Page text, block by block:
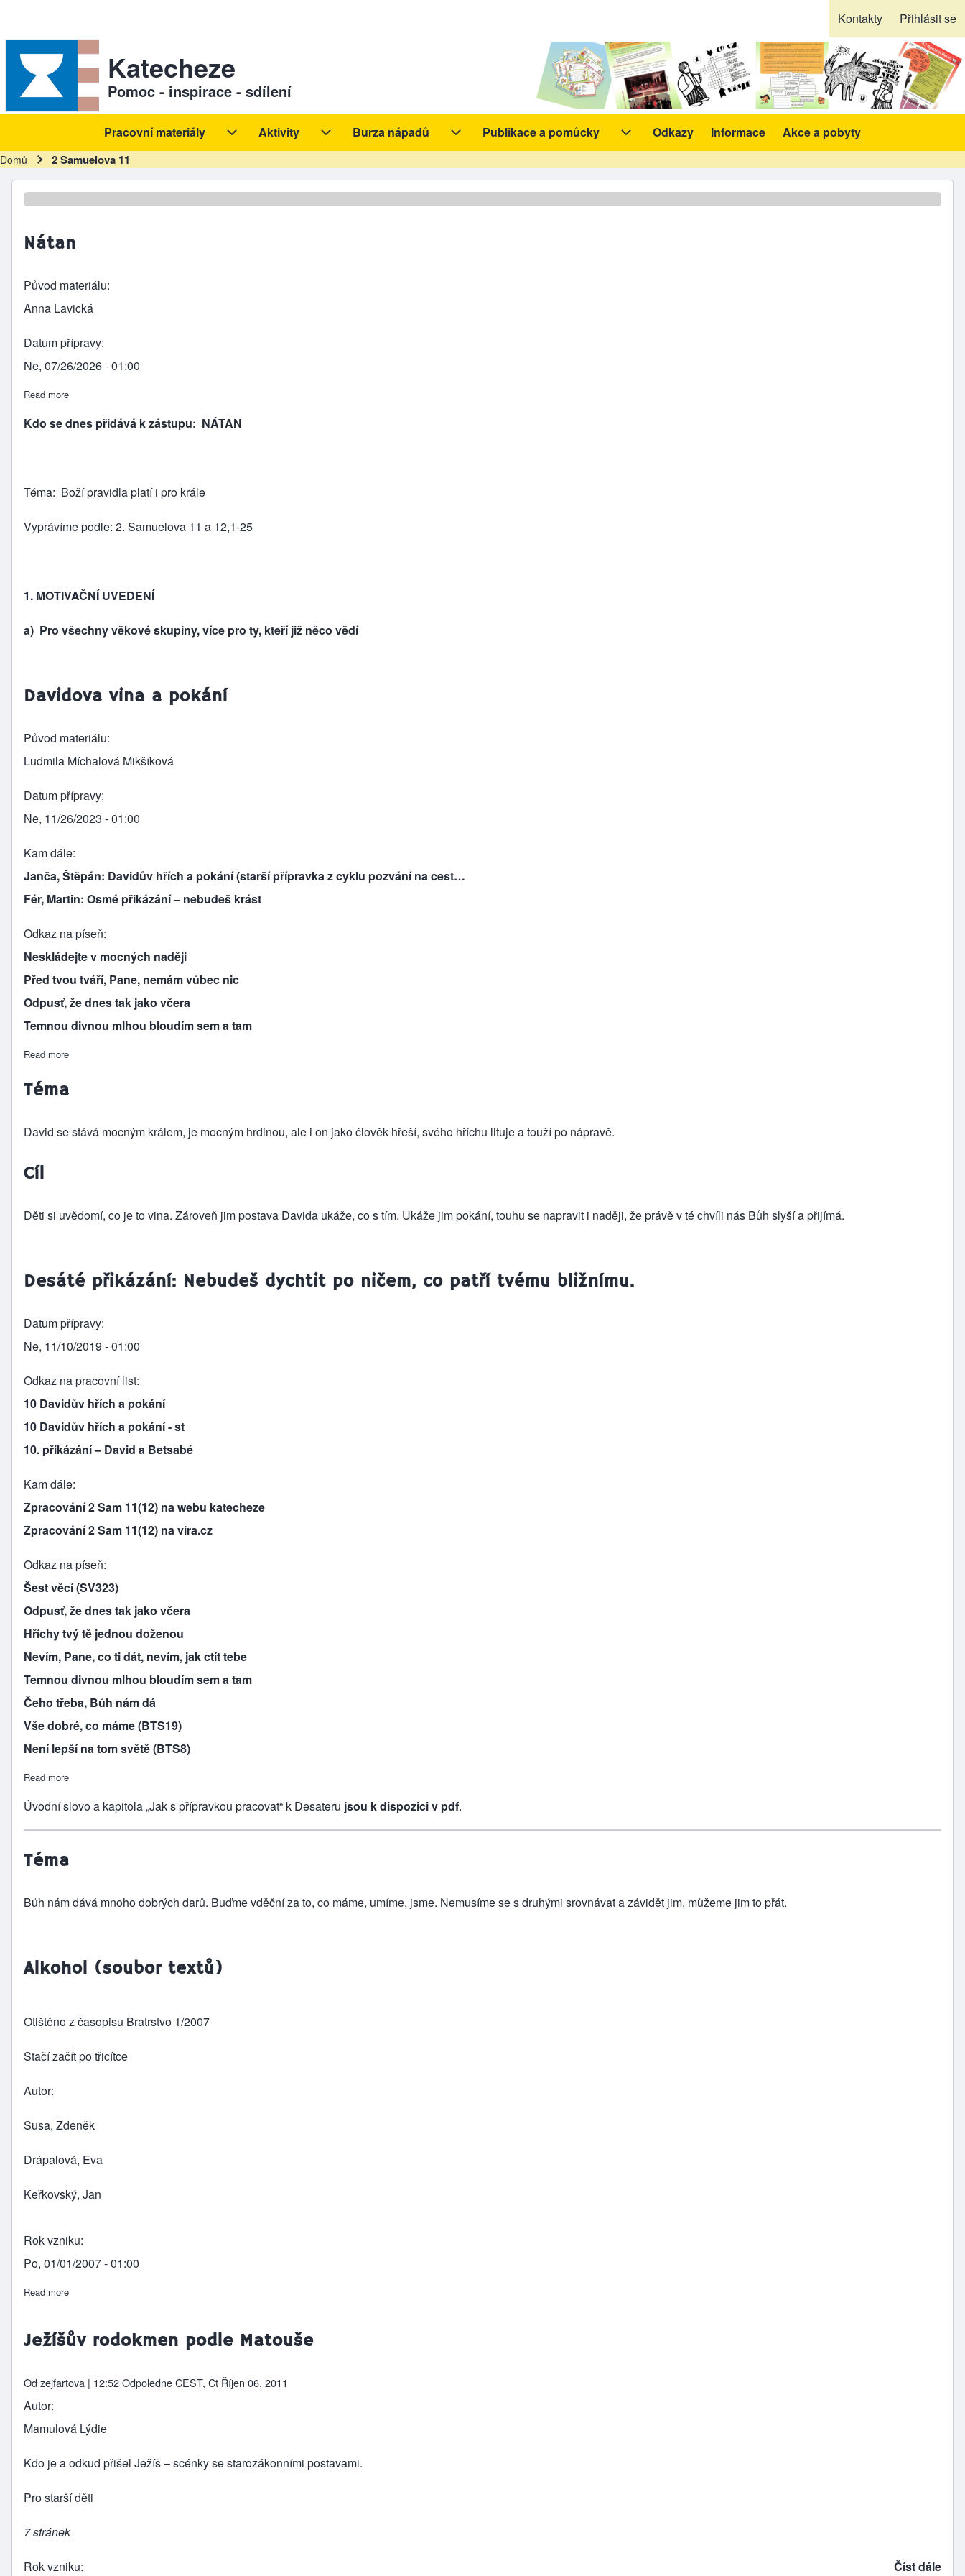
Sekundární odkazy
Kontakty Přihlásit se
Katecheze
Pomoc - inspirace - sdílení
Hlavní navigace
Pracovní materiály
Pracovní materiály sub-navigation
Aktivity
Aktivity sub-navigation
Burza nápadů
Burza nápadů sub-navigation
Publikace a pomůcky
Publikace a pomůcky sub-navigation
Odkazy Informace Akce a pobyty
Drobečková navigace
Domů 2 Samuelova 11
Nátan
Původ materiálu
Anna Lavická
Datum přípravy
Ne, 07/26/2026 - 01:00
Read more
Kdo se dnes přidává k zástupu: NÁTAN
Téma: Boží pravidla platí i pro krále
Vyprávíme podle: 2. Samuelova 11 a 12,1-25
1. MOTIVAČNÍ UVEDENÍ
a) Pro všechny věkové skupiny, více pro ty, kteří již něco vědí
Davidova vina a pokání
Původ materiálu
Ludmila Míchalová Mikšíková
Datum přípravy
Ne, 11/26/2023 - 01:00
Kam dále
Janča, Štěpán: Davidův hřích a pokání (starší přípravka z cyklu pozvání na cest…
Fér, Martin: Osmé přikázání – nebudeš krást
Odkaz na píseň
Neskládejte v mocných naději
Před tvou tváří, Pane, nemám vůbec nic
Odpusť, že dnes tak jako včera
Temnou divnou mlhou bloudím sem a tam
Read more
Téma
David se stává mocným králem, je mocným hrdinou, ale i on jako člověk hřeší, svého hříchu lituje a touží po nápravě.
Cíl
Děti si uvědomí, co je to vina. Zároveň jim postava Davida ukáže, co s tím. Ukáže jim pokání, touhu se napravit i naději, že právě v té chvíli nás Bůh slyší a přijímá.
Desáté přikázání: Nebudeš dychtit po ničem, co patří tvému bližnímu.
Datum přípravy
Ne, 11/10/2019 - 01:00
Odkaz na pracovní list
10 Davidův hřích a pokání
10 Davidův hřích a pokání - st
10. přikázání – David a Betsabé
Kam dále
Zpracování 2 Sam 11(12) na webu katecheze
Zpracování 2 Sam 11(12) na vira.cz
Odkaz na píseň
Šest věcí (SV323)
Odpusť, že dnes tak jako včera
Hříchy tvý tě jednou doženou
Nevím, Pane, co ti dát, nevím, jak ctít tebe
Temnou divnou mlhou bloudím sem a tam
Čeho třeba, Bůh nám dá
Vše dobré, co máme (BTS19)
Není lepší na tom světě (BTS8)
Read more
Úvodní slovo a kapitola „Jak s přípravkou pracovat“ k Desateru jsou k dispozici v pdf.
Téma
Bůh nám dává mnoho dobrých darů. Buďme vděční za to, co máme, umíme, jsme. Nemusíme se s druhými srovnávat a závidět jim, můžeme jim to přát.
Alkohol (soubor textů)
Otištěno z časopisu Bratrstvo 1/2007
Stačí začít po třicítce
Autor
Susa, Zdeněk
Drápalová, Eva
Keřkovský, Jan
Rok vzniku
Po, 01/01/2007 - 01:00
Read more
Ježíšův rodokmen podle Matouše
Od zejfartova | 12:52 Odpoledne CEST, Čt Říjen 06, 2011
Autor
Mamulová Lýdie
Kdo je a odkud přišel Ježíš – scénky se starozákonními postavami.
Pro starší děti
7 stránek
Číst dále
Rok vzniku